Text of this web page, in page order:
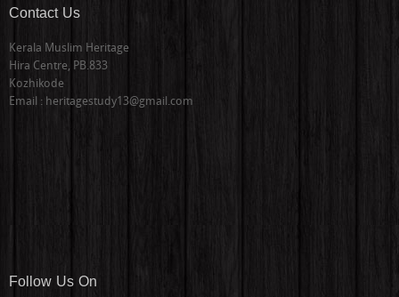
Contact Us
Kerala Muslim Heritage
Hira Centre, PB.833
Kozhikode
Email : heritagestudy13@gmail.com
Follow Us On